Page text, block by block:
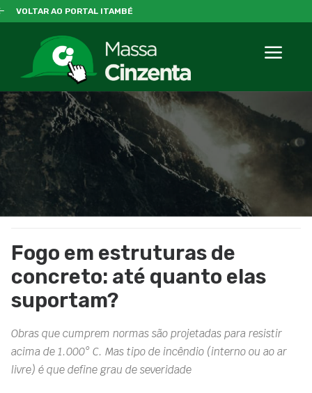
VOLTAR AO PORTAL ITAMBÉ
Fogo em estruturas de
concreto: até quanto elas
suportam?
Obras que cumprem normas são projetadas para resistir
acima de 1.000° C. Mas tipo de incêndio (interno ou ao ar
livre) é que define grau de severidade